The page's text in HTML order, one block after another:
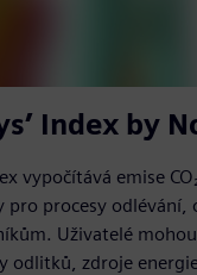
Index by
vypočítává emise
pro procesy odlévání,
Uživatelé
odlitků, zdroje